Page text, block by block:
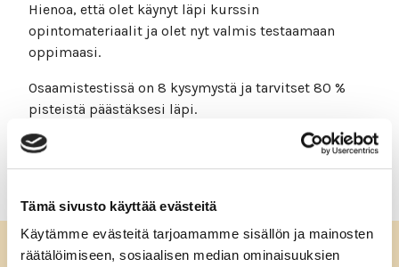
Tämä sivusto käyttää evästeitä
Käytämme evästeitä tarjoamamme sisällön ja mainosten
räätälöimiseen, sosiaalisen median ominaisuuksien
Hienoa, että olet käynyt läpi kurssin
opintomateriaalit ja olet nyt valmis testaamaan
oppimaasi.
Osaamistestissä on 8 kysymystä ja tarvitset 80 %
pisteistä päästäksesi läpi.
Sivun alkuun